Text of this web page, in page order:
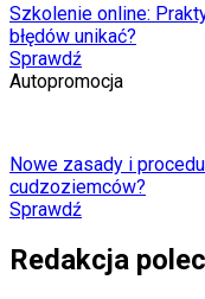
Szkolenie online:
błędów unikać?
Sprawdź
Autopromocja
Nowe zasady i
cudzoziemców?
Sprawdź
Redakcja